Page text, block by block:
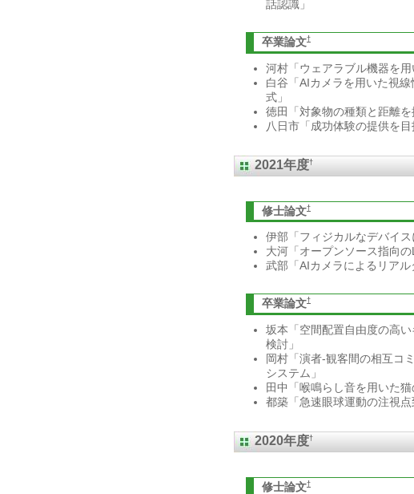
話認識」
卒業論文†
河村「ウェアラブル機器を
白谷「AIカメラを用いた視
式」
徳田「対象物の種類と距離
八日市「成功体験の提供を
2021年度†
修士論文†
伊部「フィジカルなデバイス
大河「オープンソース指向の
武部「AIカメラによるリアル
卒業論文†
坂本「空間配置自由度の高
検討」
岡村「演者-観客間の相互コ
システム」
田中「喉鳴らし音を用いた猫
都築「急速眼球運動の注視点
2020年度†
修士論文†